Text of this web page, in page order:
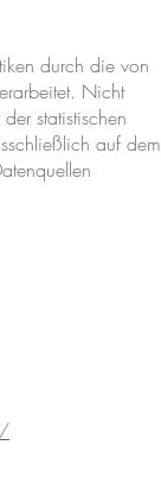
durch die von
Nicht
statistischen
auf dem